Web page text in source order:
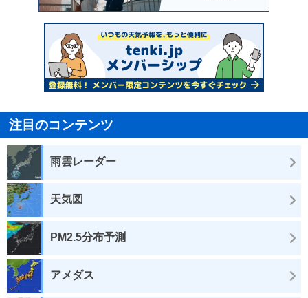
注目のコンテンツ
雨雲レーダー
天気図
PM2.5分布予測
アメダス